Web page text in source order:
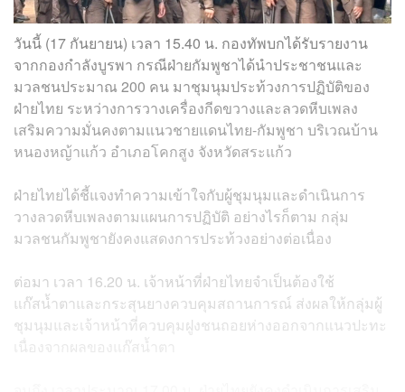
วันนี้ (17 กันยายน) เวลา 15.40 น. กองทัพบกได้รับรายงาน
จากกองกำลังบูรพา กรณีฝ่ายกัมพูชาได้นำประชาชนและ
มวลชนประมาณ 200 คน มาชุมนุมประท้วงการปฏิบัติของ
ฝ่ายไทย ระหว่างการวางเครื่องกีดขวางและลวดหีบเพลง
เสริมความมั่นคงตามแนวชายแดนไทย-กัมพูชา บริเวณบ้าน
หนองหญ้าแก้ว อำเภอโคกสูง จังหวัดสระแก้ว
ฝ่ายไทยได้ชี้แจงทำความเข้าใจกับผู้ชุมนุมและดำเนินการ
วางลวดหีบเพลงตามแผนการปฏิบัติ อย่างไรก็ตาม กลุ่ม
มวลชนกัมพูชายังคงแสดงการประท้วงอย่างต่อเนื่อง
ต่อมา เวลา 16.20 น. เจ้าหน้าที่ฝ่ายไทยจำเป็นต้องใช้
แก๊สน้ำตาและกระสุนยางควบคุมสถานการณ์ ส่งผลให้กลุ่มผู้
ชุมนุมและเจ้าหน้าที่ควบคุมฝูงชนถอยห่างออกจากแนวปะทะ
เนื่องจากผลของแก๊สน้ำตา